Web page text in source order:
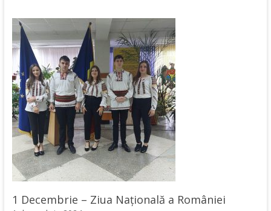
1 Decembrie – Ziua Națională a României